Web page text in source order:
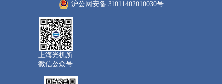
沪公网安备 31011402010030号
上海光机所
微信公众号